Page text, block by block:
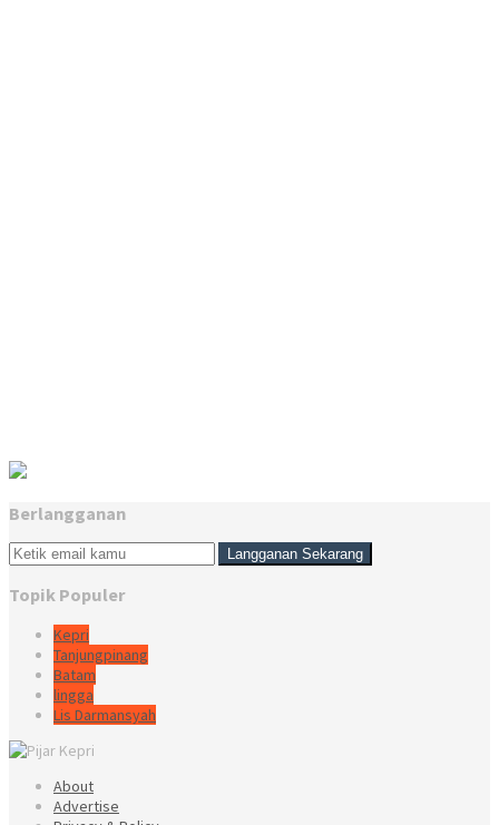
Berlangganan
Topik Populer
Kepri
Tanjungpinang
Batam
lingga
Lis Darmansyah
About
Advertise